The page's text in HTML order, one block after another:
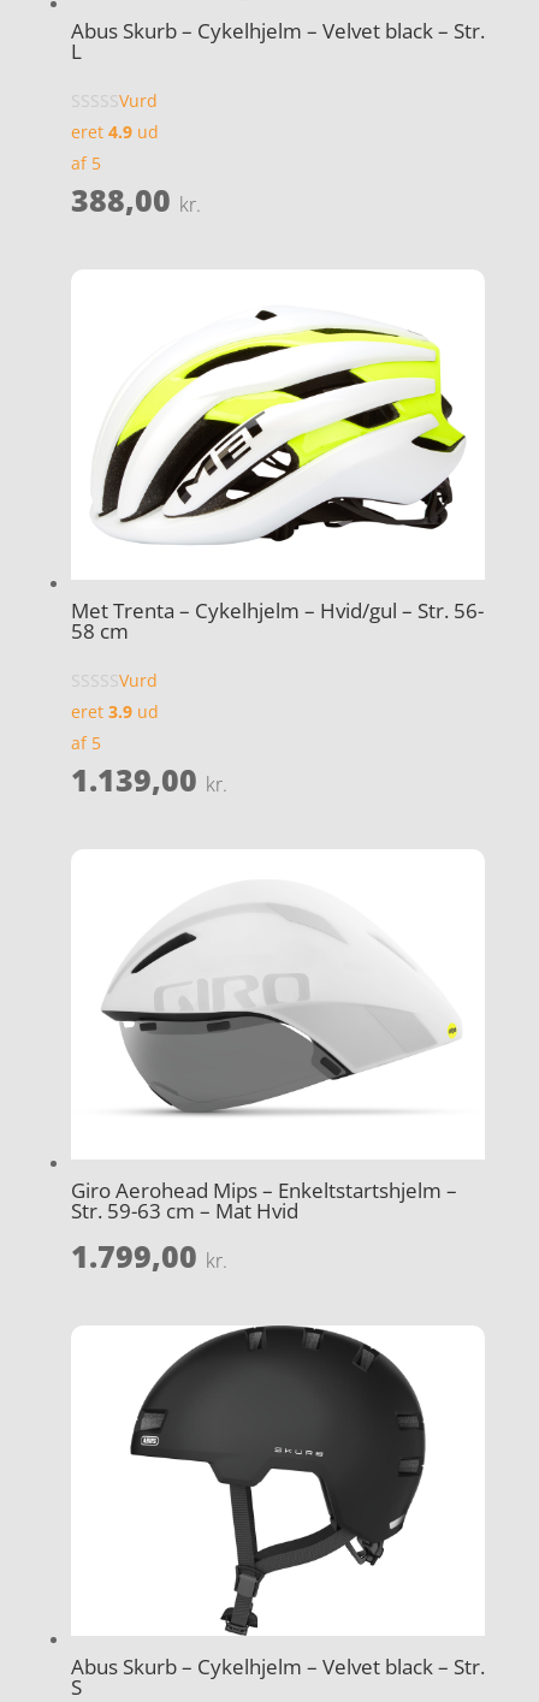
Abus Skurb – Cykelhjelm – Velvet black – Str.
L
Vurd
eret 4.9ud
af 5
388,00 kr.
Met Trenta – Cykelhjelm – Hvid/gul – Str. 56-
58 cm
Vurd
eret 3.9ud
af 5
1.139,00 kr.
Giro Aerohead Mips – Enkeltstartshjelm –
Str. 59-63 cm – Mat Hvid
1.799,00 kr.
Abus Skurb – Cykelhjelm – Velvet black – Str.
S